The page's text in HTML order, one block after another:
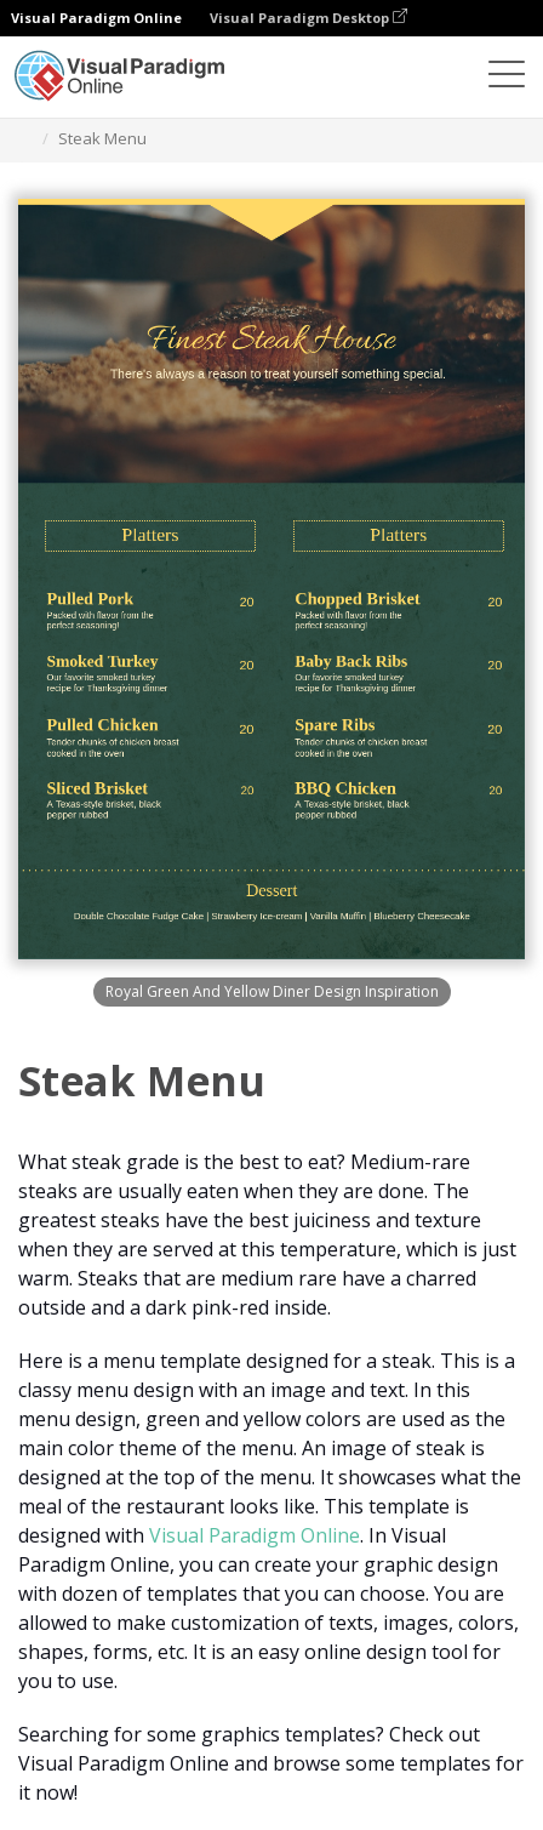
Visual Paradigm Online Visual Paradigm Desktop
Steak Menu
Royal Green And Yellow Diner Design Inspiration
Steak Menu
What steak grade is the best to eat? Medium-rare
steaks are usually eaten when they are done. The
greatest steaks have the best juiciness and texture
when they are served at this temperature, which is just
warm. Steaks that are medium rare have a charred
outside and a dark pink-red inside.
Here is a menu template designed for a steak. This is a
classy menu design with an image and text. In this
menu design, green and yellow colors are used as the
main color theme of the menu. An image of steak is
designed at the top of the menu. It showcases what the
meal of the restaurant looks like. This template is
designed with Visual Paradigm Online. In Visual
Paradigm Online, you can create your graphic design
with dozen of templates that you can choose. You are
allowed to make customization of texts, images, colors,
shapes, forms, etc. It is an easy online design tool for
you to use.
Searching for some graphics templates? Check out
Visual Paradigm Online and browse some templates for
it now!